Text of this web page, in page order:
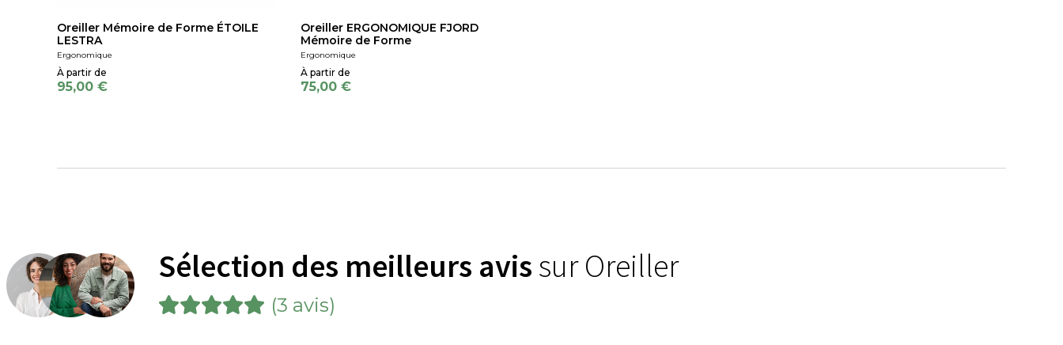
Oreiller Mémoire de Forme ÉTOILE
LESTRA
Ergonomique
95,00 €
Oreiller ERGONOMIQUE FJORD
Mémoire de Forme
Ergonomique
75,00 €
Sélection des meilleurs avis sur Oreiller
(3 avis)